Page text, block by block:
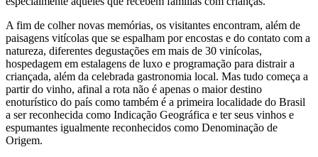
A fim de colher novas memórias, os visitantes encontram, além de
paisagens vitícolas que se espalham por encostas e do contato com a
natureza, diferentes degustações em mais de 30 vinícolas,
hospedagem em estalagens de luxo e programação para distrair a
criançada, além da celebrada gastronomia local. Mas tudo começa a
partir do vinho, afinal a rota não é apenas o maior destino
enoturístico do país como também é a primeira localidade do Brasil
a ser reconhecida como Indicação Geográfica e ter seus vinhos e
espumantes igualmente reconhecidos como Denominação de
Origem.